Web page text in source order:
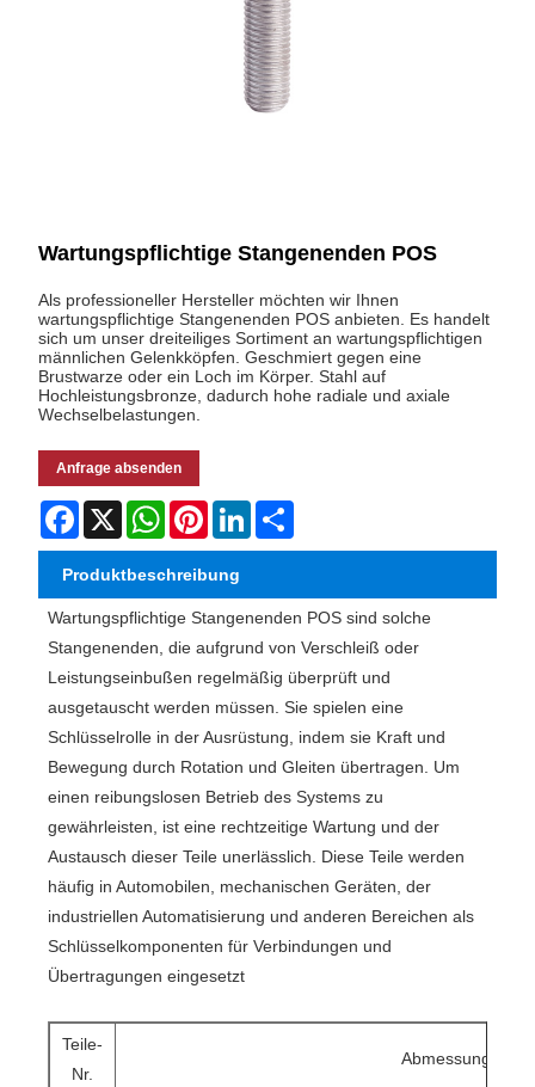
Wartungspflichtige Stangenenden POS
Als professioneller Hersteller möchten wir Ihnen
wartungspflichtige Stangenenden POS anbieten. Es handelt
sich um unser dreiteiliges Sortiment an wartungspflichtigen
männlichen Gelenkköpfen. Geschmiert gegen eine
Brustwarze oder ein Loch im Körper. Stahl auf
Hochleistungsbronze, dadurch hohe radiale und axiale
Wechselbelastungen.
Anfrage absenden
Facebook
X WhatsAppPinterestLinkedIn
Produktbeschreibung
Wartungspflichtige Stangenenden POS sind solche
Stangenenden, die aufgrund von Verschleiß oder
Leistungseinbußen regelmäßig überprüft und
ausgetauscht werden müssen. Sie spielen eine
Schlüsselrolle in der Ausrüstung, indem sie Kraft und
Bewegung durch Rotation und Gleiten übertragen. Um
einen reibungslosen Betrieb des Systems zu
gewährleisten, ist eine rechtzeitige Wartung und der
Austausch dieser Teile unerlässlich. Diese Teile werden
häufig in Automobilen, mechanischen Geräten, der
industriellen Automatisierung und anderen Bereichen als
Schlüsselkomponenten für Verbindungen und
Übertragungen eingesetzt
Teile-
Nr.
Abmessungen